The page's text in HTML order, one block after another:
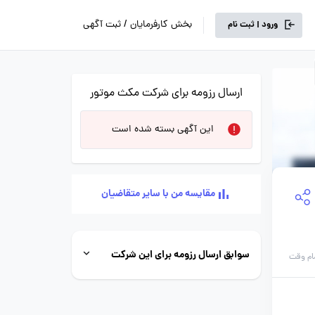
ورود | ثبت نام بخش کارفرمایان / ثبت آگهی
وقت
ارسال رزومه برای شرکت مکث موتور
این آگهی بسته شده است
مقایسه من با سایر متقاضیان
سوابق ارسال رزومه برای این شرکت